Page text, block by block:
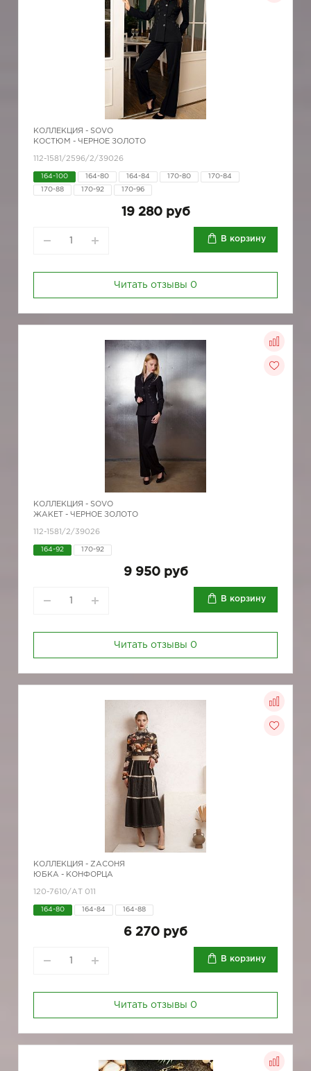
КОЛЛЕКЦИЯ - SOVO
КОСТЮМ - ЧЕРНОЕ ЗОЛОТО
112-1581/2596/2/39026
164-100 164-80 164-84 170-80 170-84
170-88 170-92 170-96
19 280 руб
В корзину
Читать отзывы 0
КОЛЛЕКЦИЯ - SOVO
ЖАКЕТ - ЧЕРНОЕ ЗОЛОТО
112-1581/2/39026
164-92 170-92
9 950 руб
В корзину
Читать отзывы 0
КОЛЛЕКЦИЯ - ZAСОНЯ
ЮБКА - КОНФОРЦА
120-7610/АТ 011
164-80 164-84 164-88
6 270 руб
В корзину
Читать отзывы 0